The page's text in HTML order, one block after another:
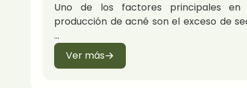
Uno de los factores principales en
producción de acné son el exceso de
Ver más